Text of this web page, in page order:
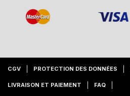
CGV PROTECTION DES DONNÉES
LIVRAISON ET PAIEMENT FAQ